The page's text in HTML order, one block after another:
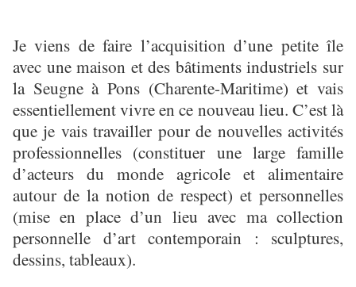
Je viens de faire l’acquisition d’une petite île
avec une maison et des bâtiments industriels sur
la Seugne à Pons (Charente-Maritime) et vais
essentiellement vivre en ce nouveau lieu. C’est là
que je vais travailler pour de nouvelles activités
professionnelles (constituer une large famille
d’acteurs du monde agricole et alimentaire
autour de la notion de respect) et personnelles
(mise en place d’un lieu avec ma collection
personnelle d’art contemporain : sculptures,
dessins, tableaux).